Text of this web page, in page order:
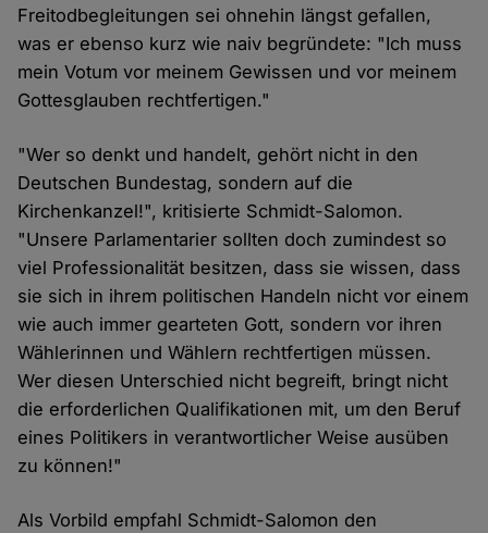
Freitodbegleitungen sei ohnehin längst gefallen,
was er ebenso kurz wie naiv begründete: "Ich muss
mein Votum vor meinem Gewissen und vor meinem
Gottesglauben rechtfertigen."
"Wer so denkt und handelt, gehört nicht in den
Deutschen Bundestag, sondern auf die
Kirchenkanzel!", kritisierte Schmidt-Salomon.
"Unsere Parlamentarier sollten doch zumindest so
viel Professionalität besitzen, dass sie wissen, dass
sie sich in ihrem politischen Handeln nicht vor einem
wie auch immer gearteten Gott, sondern vor ihren
Wählerinnen und Wählern rechtfertigen müssen.
Wer diesen Unterschied nicht begreift, bringt nicht
die erforderlichen Qualifikationen mit, um den Beruf
eines Politikers in verantwortlicher Weise ausüben
zu können!"
Als Vorbild empfahl Schmidt-Salomon den